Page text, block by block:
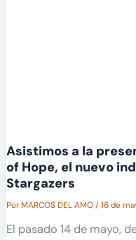
Asistimos a la
of Hope, el nuevo
Stargazers
PorMARCOS DEL AMO/16 de
El pasado 14 de mayo,